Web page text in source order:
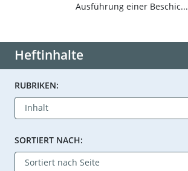
Ausführung einer Beschic...
Heftinhalte
RUBRIKEN:
SORTIERT NACH: